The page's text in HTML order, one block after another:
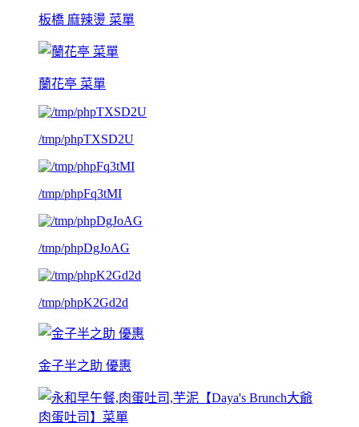
板橋 麻辣燙 菜單
蘭花亭 菜單
/tmp/phpTXSD2U
/tmp/phpFq3tMI
/tmp/phpDgJoAG
/tmp/phpK2Gd2d
金子半之助 優惠